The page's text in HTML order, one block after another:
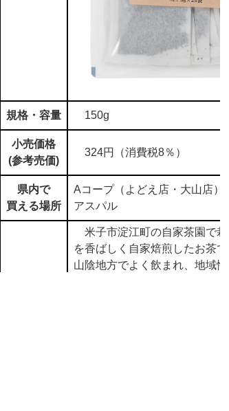
規格・容量 150g
小売価格
(参考売価)
324円（消費税8％）
県内で
買える場所
Aコープ（よどえ店・大山店）
アスパル
米子市淀江町の自家茶園で栽
を香ばしく自家焙煎したお茶で
山陰地方でよく飲まれ、地域性